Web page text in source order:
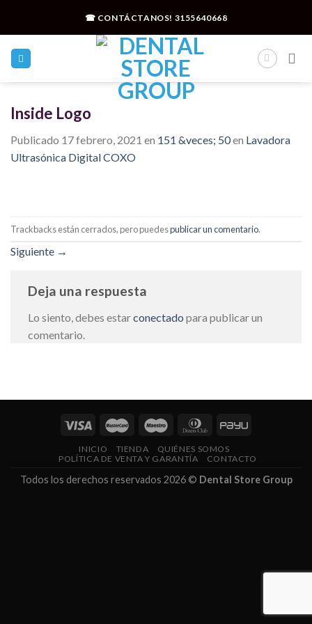
☎ CONTÁCTANOS! 3155640668
Inside Logo
Publicado 17 febrero, 2021 en 151 &veces; 50en Lavadora
Ultrasónica Digital COXO
Trackbacks están cerrados, pero puedespublicar un comentario.
Siguiente →
Deja una respuesta
Lo siento, debes estarconectado para publicar un
comentario.
INICIO TIENDA
QUIÉNES SOMOS
POLÍTICA DE VENTA Y GARANTÍA
CONTACTO
Todos los derechos reservados 2026 © Dental Store Group